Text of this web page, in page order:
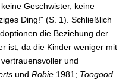
Geschwister, keine
Ding!" (S. 1). Schließlich
die Beziehung der
ist, da die Kinder weniger mit
und
und Robie 1981; Toogood